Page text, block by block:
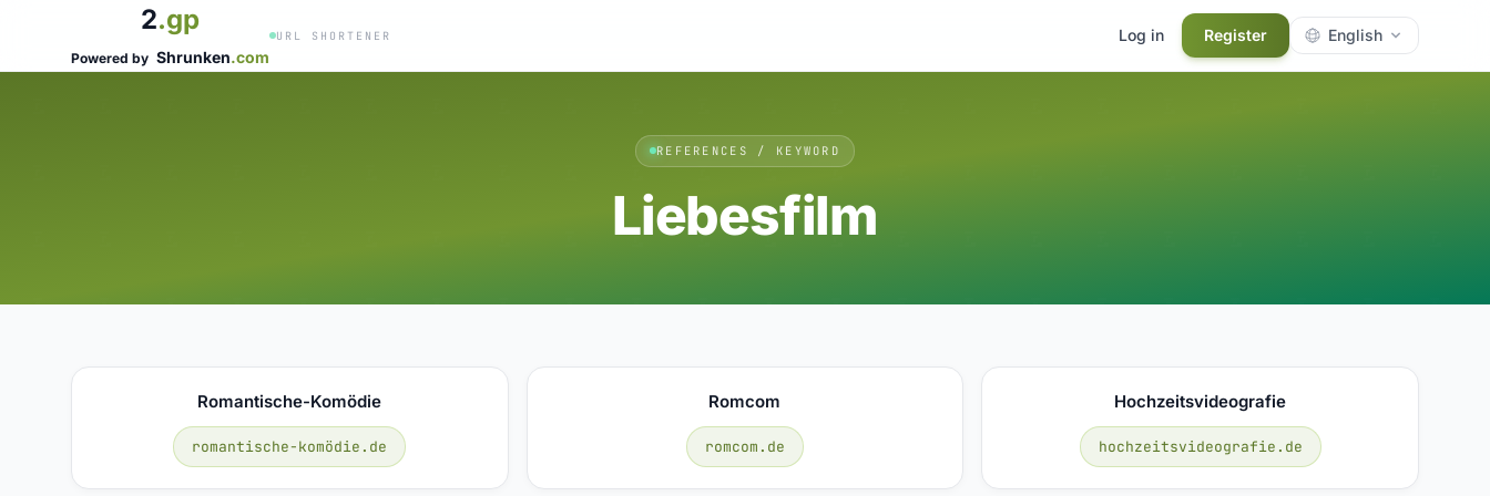
2.gp
Powered by Shrunken.com
URL SHORTENER Log in Register English
REFERENCES / KEYWORD
Liebesfilm
Romantische-Komödie
romantische-komödie.de
Romcom
romcom.de
Hochzeitsvideografie
hochzeitsvideografie.de